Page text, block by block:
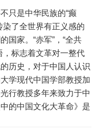
只是中华民族的“癫
染了全世界有正义感的
国家。“赤军”，“全共
，标志着文革对一整代
历史，对于中国人认识
学现代中国学部教授加
行教授多年来致力于中
的中国文化大革命》是